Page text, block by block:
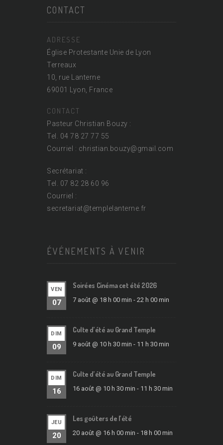
CONTACT
ADRESSE
Église Protestante Unie de Lyon
Terreaux
10, rue Lanterne
69001 Lyon, France
CONTACT
Pasteur Christian Bouzy :
Tel. 04 78 27 77 55
Courriel : christian.bouzy@gmail.com
Secrétariat :
Tel. 07 82 28 60 96
Courriel :
secretariat@templelanterne.fr
ÉVÉNEMENTS À VENIR
VEN
07
Soirées Cinéma cet été 2026
7 août @ 18 h 00 min - 22 h 00 min
DIM
09
Culte d’été au Grand Temple
9 août @ 10 h 30 min - 11 h 30 min
DIM
16
Culte d’été au Grand Temple
16 août @ 10 h 30 min - 11 h 30 min
JEU
20
Les goûters de l’été
20 août @ 16 h 00 min - 18 h 00 min